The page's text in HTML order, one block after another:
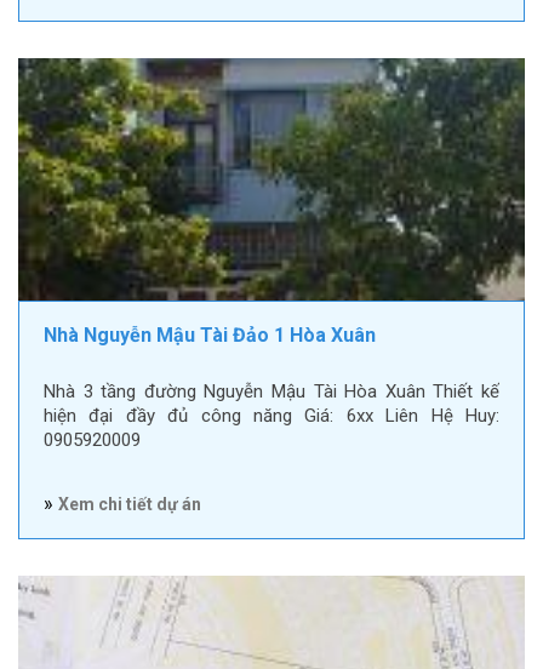
Nhà Nguyễn Mậu Tài Đảo 1 Hòa Xuân
Nhà 3 tầng đường Nguyễn Mậu Tài Hòa Xuân Thiết kế
hiện đại đầy đủ công năng Giá: 6xx Liên Hệ Huy:
0905920009
» Xem chi tiết dự án